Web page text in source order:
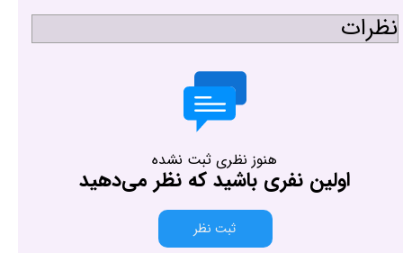
نظرات
هنوز نظری ثبت نشده
اولین نفری باشید که نظر می‌دهید
ثبت نظر